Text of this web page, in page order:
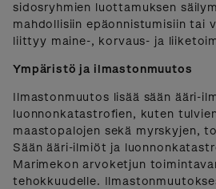
sidosryhmien luottamuksen
mahdollisiin epäonnistumisiin tai
liittyy maine-, korvaus- ja
Ympäristö ja ilmastonmuutos
Ilmastonmuutos lisää sään ääri-
luonnonkatastrofien, kuten
maastopalojen sekä myrskyjen,
Sään ääri-ilmiöt ja
Marimekon arvoketjun
tehokkuudelle.